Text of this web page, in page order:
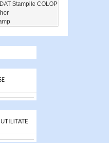
Stampile COLOP